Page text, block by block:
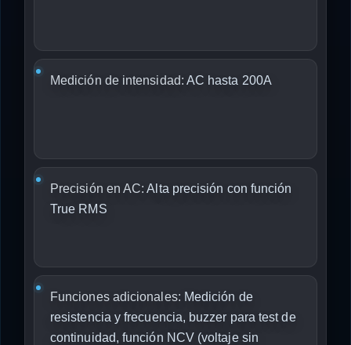
Medición de intensidad: AC hasta 200A
Precisión en AC: Alta precisión con función
True RMS
Funciones adicionales: Medición de
resistencia y frecuencia, buzzer para test de
continuidad, función NCV (voltaje sin